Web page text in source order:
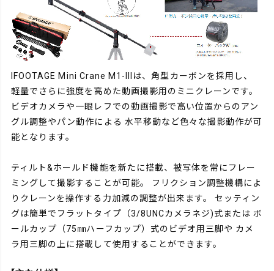
IFOOTAGE Mini Crane M1-IIIは、角型カーボンを採用し、
軽量でさらに強度を高めた動画撮影用のミニクレーンです。
ビデオカメラや一眼レフでの動画撮影で高い位置からのアン
グル調整やパン動作による 水平移動など色々な撮影動作が可
能となります。
ティルト&ホールド機能を新たに搭載、被写体を常にフレー
ミングして撮影することが可能。 フリクション調整機構によ
りクレーンを操作する力加減の調整が出来ます。 セッティン
グは簡単でフラットタイプ（3/8UNCカメラネジ)式または ボ
ールカップ（75㎜ハーフカップ）式のビデオ用三脚や カメ
ラ用三脚の上に搭載して使用することができます。